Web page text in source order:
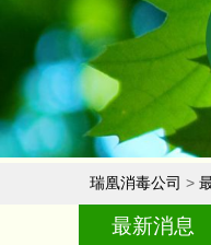
瑞凰消毒公司 >
最新消息